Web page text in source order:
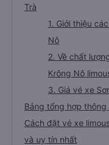
Trà
1. Giới thiệu
Nô
2. Về chất
Krông Nô
3. Giá vé xe
Bảng tổng hợp
Cách đặt vé xe
và uy tín nhất